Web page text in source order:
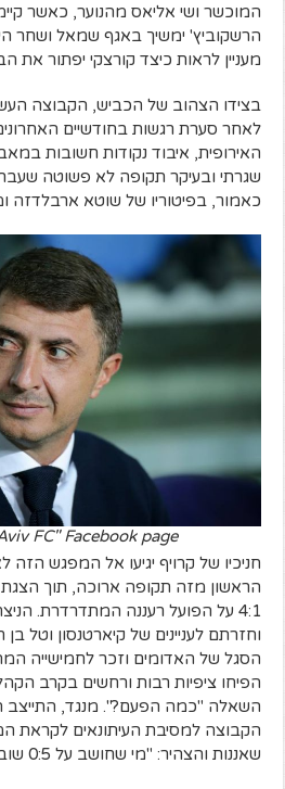
המוכשר ושי אליאס מהנוער, כאשר
הרשקוביץ' ימשיך באגף שמאל ושחר
מעניין לראות כיצד קורצקי יפתור את
בצידו הצהוב של הכביש, הקבוצה
לאחר סערת רגשות בחודשיים
האירופית, איבוד נקודות חשובות
שגרתי ובעיקר תקופה לא פשוטה
כאמור, בפיטוריו של שוטא ארבלדזה
FC" Facebook page
חניכיו של קרויף יגיעו אל המפגש הזה
הראשון מזה תקופה ארוכה, תוך הצגת
4:1 על הפועל רעננה המתדרדרת.
וחזרתם לעניינים של קיארטנסון וטל
הסגל של האדומים וזכר לחמישייה
הפיחו ציפיות רבות ורחשים בקרב
השאלה "כמה הפעם?". מנגד, התייצב
הקבוצה למסיבת העיתונאים לקראת
שאננות והצהיר: "מי שחושב על 0:5 שוב, לא מבין בכדורגל".